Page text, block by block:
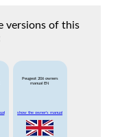
versions of this
Peugeot 206 owners
manual EN
show the owner's manual